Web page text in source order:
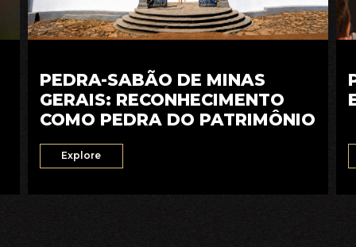
PEDRA-SABÃO DE MINAS
GERAIS: RECONHECIMENTO
COMO PEDRA DO PATRIMÔNIO
Explore